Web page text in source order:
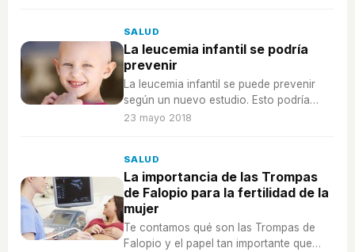
SALUD
La leucemia infantil se podría
prevenir
La leucemia infantil se puede prevenir
según un nuevo estudio. Esto podría
cambiar la vida de muchos niños y
23 mayo 2018
SALUD
La importancia de las Trompas
de Falopio para la fertilidad de la
mujer
Te contamos qué son las Trompas de
Falopio y el papel tan importante que